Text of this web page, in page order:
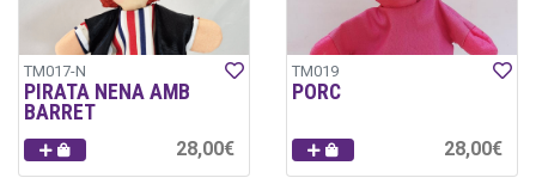
TM017-N
PIRATA NENA AMB
BARRET
28,00€
TM019
PORC
28,00€